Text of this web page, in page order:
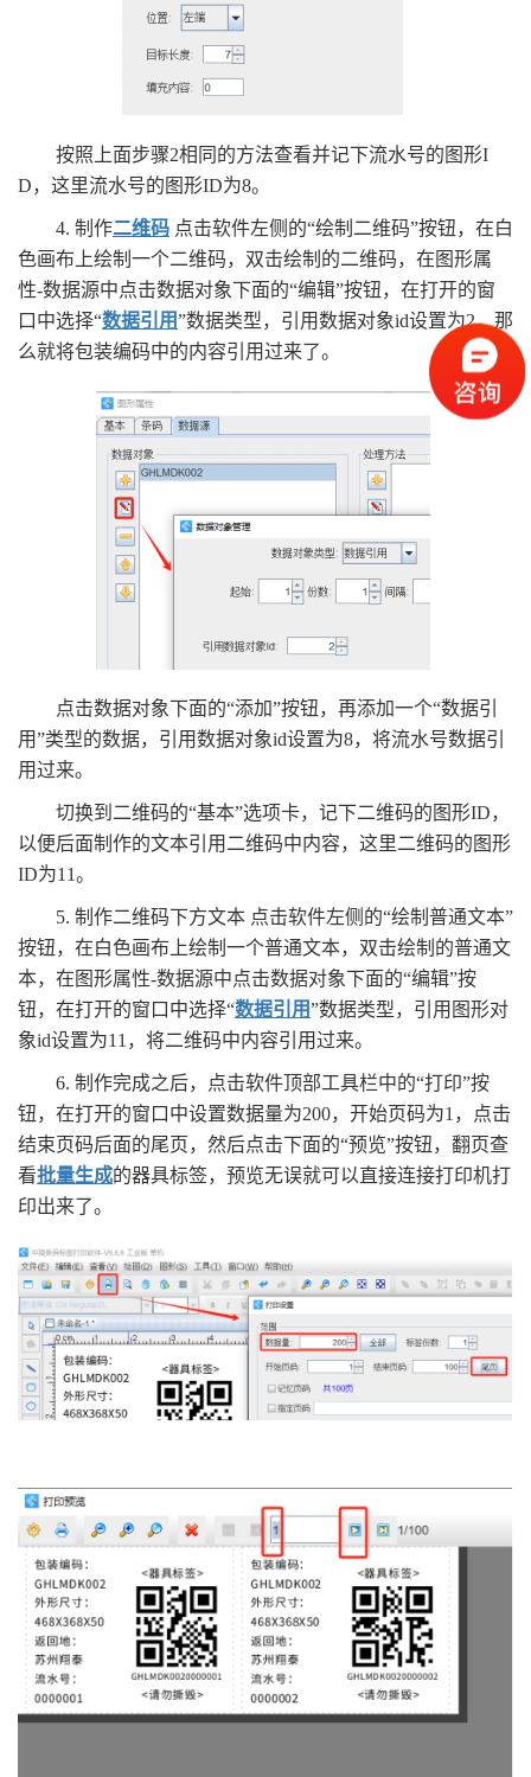
按照上面步骤2相同的方法查看并记下流水号的图形I
D，这里流水号的图形ID为8。
4. 制作二维码 点击软件左侧的“绘制二维码”按钮，在白
色画布上绘制一个二维码，双击绘制的二维码，在图形属
性-数据源中点击数据对象下面的“编辑”按钮，在打开的窗
口中选择“数据引用”数据类型，引用数据对象id设置为2，那
么就将包装编码中的内容引用过来了。
点击数据对象下面的“添加”按钮，再添加一个“数据引
用”类型的数据，引用数据对象id设置为8，将流水号数据引
用过来。
切换到二维码的“基本”选项卡，记下二维码的图形ID，
以便后面制作的文本引用二维码中内容，这里二维码的图形
ID为11。
5. 制作二维码下方文本 点击软件左侧的“绘制普通文本”
按钮，在白色画布上绘制一个普通文本，双击绘制的普通文
本，在图形属性-数据源中点击数据对象下面的“编辑”按
钮，在打开的窗口中选择“数据引用”数据类型，引用图形对
象id设置为11，将二维码中内容引用过来。
6. 制作完成之后，点击软件顶部工具栏中的“打印”按
钮，在打开的窗口中设置数据量为200，开始页码为1，点击
结束页码后面的尾页，然后点击下面的“预览”按钮，翻页查
看批量生成的器具标签，预览无误就可以直接连接打印机打
印出来了。